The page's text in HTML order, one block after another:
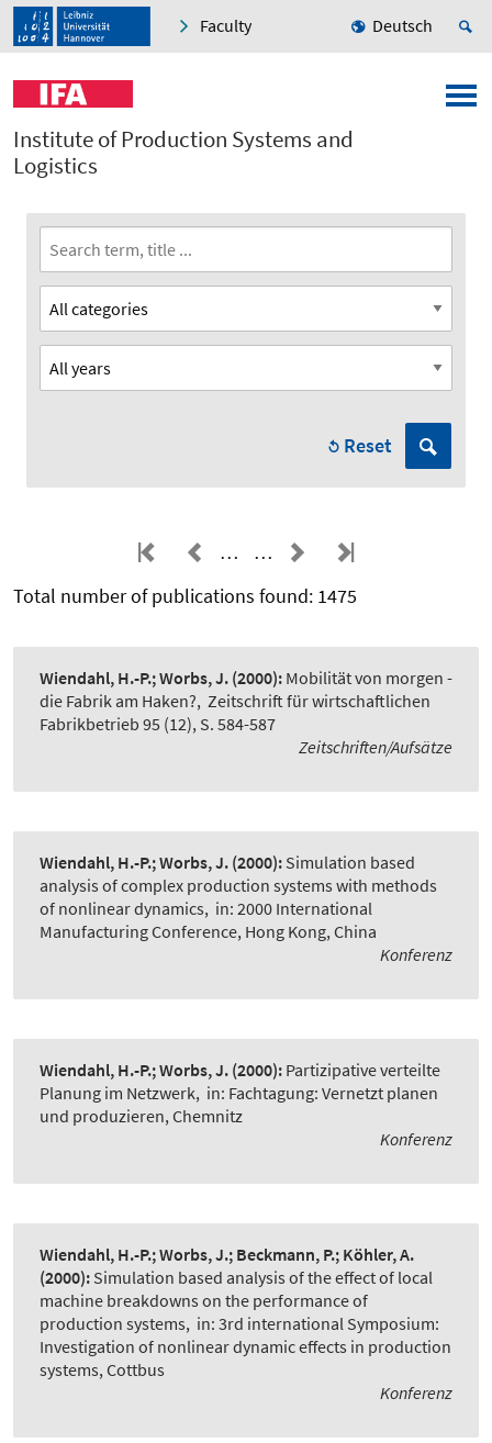
Faculty Deutsch
Institute of Production Systems and
Logistics
Reset
…
…
Total number of publications found: 1475
Wiendahl, H.-P.; Worbs, J. (2000): Mobilität von morgen -
die Fabrik am Haken?, Zeitschrift für wirtschaftlichen
Fabrikbetrieb 95 (12), S. 584-587
Zeitschriften/Aufsätze
Wiendahl, H.-P.; Worbs, J. (2000): Simulation based
analysis of complex production systems with methods
of nonlinear dynamics, in: 2000 International
Manufacturing Conference, Hong Kong, China
Konferenz
Wiendahl, H.-P.; Worbs, J. (2000): Partizipative verteilte
Planung im Netzwerk, in: Fachtagung: Vernetzt planen
und produzieren, Chemnitz
Konferenz
Wiendahl, H.-P.; Worbs, J.; Beckmann, P.; Köhler, A.
(2000): Simulation based analysis of the effect of local
machine breakdowns on the performance of
production systems, in: 3rd international Symposium:
Investigation of nonlinear dynamic effects in production
systems, Cottbus
Konferenz